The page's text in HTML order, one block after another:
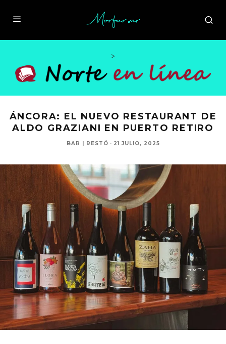
>
ÁNCORA: EL NUEVO RESTAURANT DE
ALDO GRAZIANI EN PUERTO RETIRO
BAR | RESTÓ · 21 JULIO, 2025